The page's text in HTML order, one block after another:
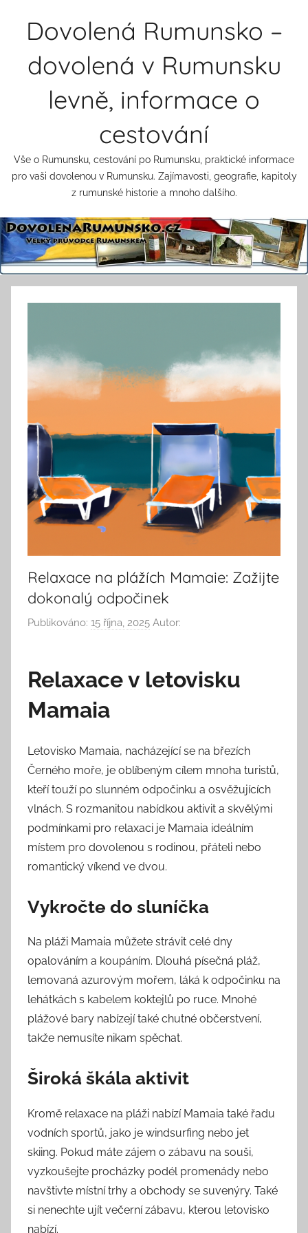
Dovolená Rumunsko –
dovolená v Rumunsku
levně, informace o
cestování
Vše o Rumunsku, cestování po Rumunsku, praktické informace
pro vaši dovolenou v Rumunsku. Zajímavosti, geografie, kapitoly
z rumunské historie a mnoho dalšího.
Relaxace na plážích Mamaie: Zažijte
dokonalý odpočinek
Publikováno: 15 října, 2025 Autor:
Relaxace v letovisku
Mamaia
Letovisko Mamaia, nacházející se na březích
Černého moře, je oblíbeným cílem mnoha turistů,
kteří touží po slunném odpočinku a osvěžujících
vlnách. S rozmanitou nabídkou aktivit a skvělými
podmínkami pro relaxaci je Mamaia ideálním
místem pro dovolenou s rodinou, přáteli nebo
romantický víkend ve dvou.
Vykročte do sluníčka
Na pláži Mamaia můžete strávit celé dny
opalováním a koupáním. Dlouhá písečná pláž,
lemovaná azurovým mořem, láká k odpočinku na
lehátkách s kabelem koktejlů po ruce. Mnohé
plážové bary nabízejí také chutné občerstvení,
takže nemusíte nikam spěchat.
Široká škála aktivit
Kromě relaxace na pláži nabízí Mamaia také řadu
vodních sportů, jako je windsurfing nebo jet
skiing. Pokud máte zájem o zábavu na souši,
vyzkoušejte procházky podél promenády nebo
navštivte místní trhy a obchody se suvenýry. Také
si nenechte ujít večerní zábavu, kterou letovisko
nabízí.